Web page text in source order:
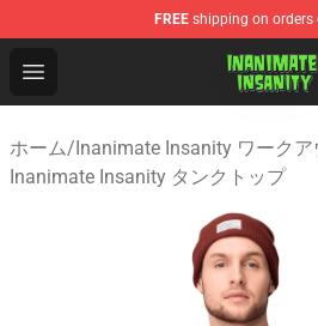
FREE shipping on orders
Open menu
Inanimate Insanity Store -
ホーム/Inanimate Insanity ワークア
Inanimate Insanity タンクトップ